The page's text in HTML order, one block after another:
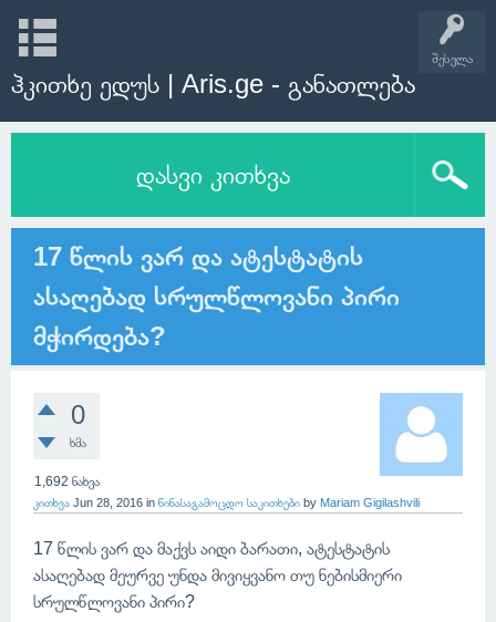
შესვლა
ჰკითხე ედუს | Aris.ge - განათლება
დასვი კითხვა
17 წლის ვარ და ატესტატის
ასაღებად სრულწლოვანი პირი
მჭირდება?
0
ხმა
1,692 ნახვა
კითხვა Jun 28, 2016 in წინასაგამოცდო საკითხები by Mariam Gigilashvili
17 წლის ვარ და მაქვს აიდი ბარათი, ატესტატის
ასაღებად მეურვე უნდა მივიყვანო თუ ნებისმიერი
სრულწლოვანი პირი?